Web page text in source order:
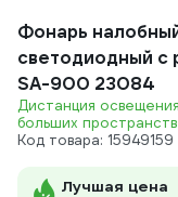
Фонарь
светодиодный
SА-900 23084
Дистанция
больших пространств
Код товара: 15949159
Лучшая цена